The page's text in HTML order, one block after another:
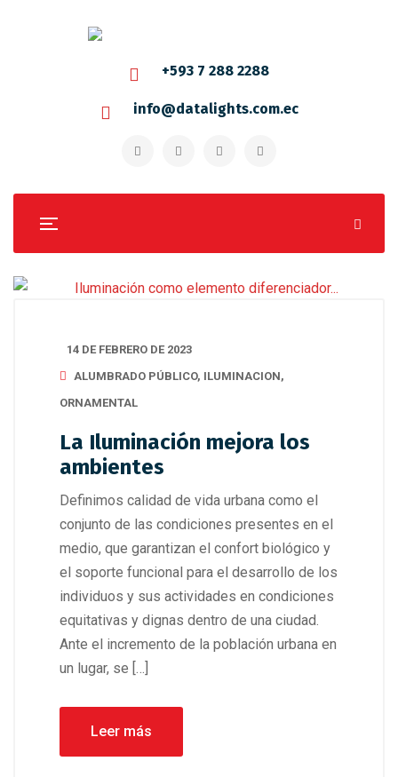
+593 7 288 2288
info@datalights.com.ec
14 DE FEBRERO DE 2023
ALUMBRADO PÚBLICO, ILUMINACION,
ORNAMENTAL
La Iluminación mejora los
ambientes
Definimos calidad de vida urbana como el
conjunto de las condiciones presentes en el
medio, que garantizan el confort biológico y
el soporte funcional para el desarrollo de los
individuos y sus actividades en condiciones
equitativas y dignas dentro de una ciudad.
Ante el incremento de la población urbana en
un lugar, se […]
Leer más